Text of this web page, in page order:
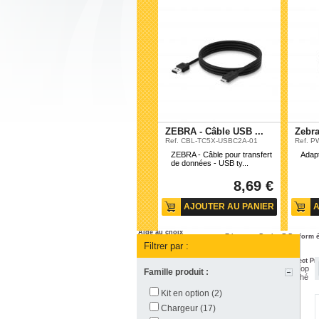
Imprimante Etiquette
Actualités
Etudes de cas
Conseils produits
NOS PROMOTIONS
Imprimante Bureau
ZD421
ZD621
ZT610
ZT620
220Xi4
Etiquettes
Actualités
Etudes de cas
Aide au choix
Etiquettes Papier Z-Perform
Etiquettes Papier Z-Select
Etiquette Thermique Top
Etiquette Papier Couché
ZEBRA - Câble USB ...
Ref. CBL-TC5X-USBC2A-01
ZEBRA - Câble pour transfert
de données - USB ty...
8,69 €
AJOUTER AU PANIER
Ref.
Filtrer par :
Famille produit :
Kit en option (2)
Chargeur (17)